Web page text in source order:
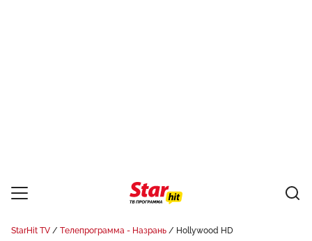
StarHit TV Телепрограмма - Назрань Hollywood HD